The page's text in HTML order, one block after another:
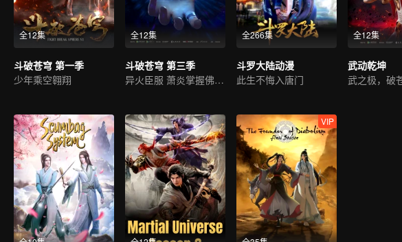
全12集
斗破苍穹 第一季
少年乘空翱翔
全12集
斗破苍穹 第三季
异火臣服 萧炎掌握佛怒火连
全266集
斗罗大陆动漫
此生不悔入唐门
全12集
武动乾坤
VIP